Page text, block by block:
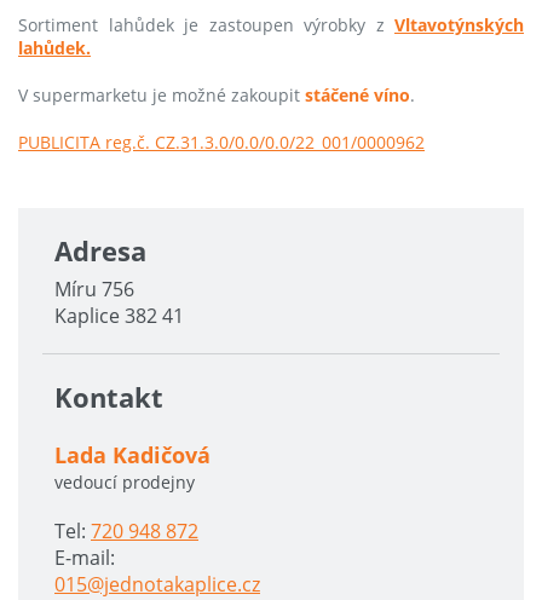
Sortiment lahůdek je zastoupen výrobky z Vltavotýnských
lahůdek.
V supermarketu je možné zakoupit stáčené víno.
PUBLICITA reg.č. CZ.31.3.0/0.0/0.0/22_001/0000962
Adresa
Míru 756
Kaplice 382 41
Kontakt
Lada Kadičová
vedoucí prodejny
Tel: 720 948 872
E-mail:
015@jednotakaplice.cz